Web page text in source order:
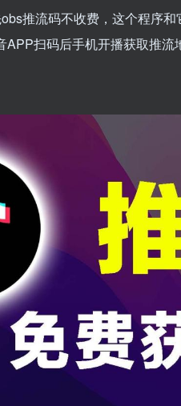
obs推流码不收费，这个程序
扫码后手机开播获取推流